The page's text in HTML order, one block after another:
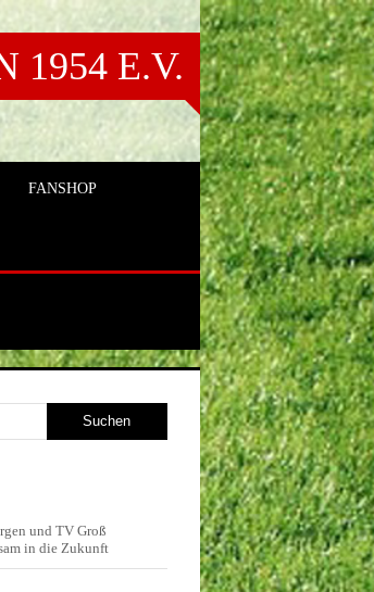
E.V.
FANSHOP
und TV Groß
in die Zukunft